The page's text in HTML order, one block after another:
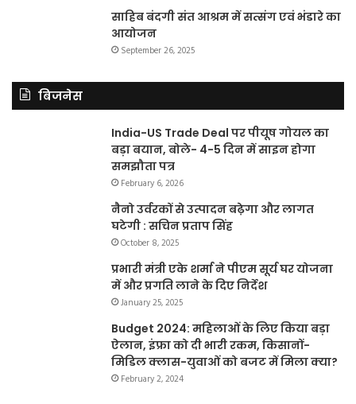
साहिब बंदगी संत आश्रम में सत्संग एवं भंडारे का
आयोजन
September 26, 2025
बिजनेस
India-US Trade Deal पर पीयूष गोयल का
बड़ा बयान, बोले- 4-5 दिन में साइन होगा
समझौता पत्र
February 6, 2026
नैनो उर्वरकों से उत्पादन बढ़ेगा और लागत
घटेगी : सचिन प्रताप सिंह
October 8, 2025
प्रभारी मंत्री एके शर्मा ने पीएम सूर्य घर योजना
में और प्रगति लाने के दिए निर्देश
January 25, 2025
Budget 2024: महिलाओं के लिए किया बड़ा
ऐलान, इंफ्रा को दी भारी रकम, किसानों-
मिडिल क्लास-युवाओं को बजट में मिला क्या?
February 2, 2024